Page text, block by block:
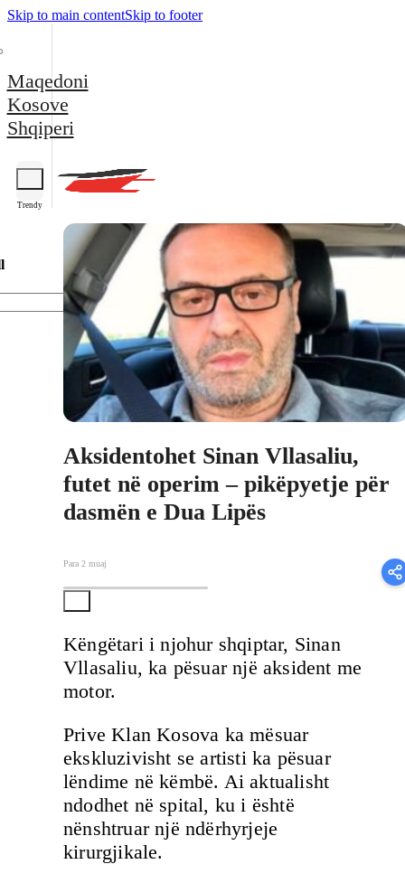
Skip to main contentSkip to footer
Maqedoni
Kosove
Shqiperi
Trendy
Aksidentohet Sinan Vllasaliu,
futet në operim – pikëpyetje për
dasmën e Dua Lipës
Para 2 muaj
Këngëtari i njohur shqiptar, Sinan
Vllasaliu, ka pësuar një aksident me
motor.
Prive Klan Kosova ka mësuar
ekskluzivisht se artisti ka pësuar
lëndime në këmbë. Ai aktualisht
ndodhet në spital, ku i është
nënshtruar një ndërhyrjeje
kirurgjikale.